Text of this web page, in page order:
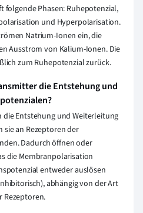
Phasen: Ruhepotenzial,
und Hyperpolarisation.
Natrium-Ionen ein, die
Ausstrom von Kalium-Ionen. Die
zum Ruhepotenzial zurück.
die Entstehung und
Entstehung und Weiterleitung
an Rezeptoren der
Dadurch öffnen oder
die Membranpolarisation
entweder auslösen
abhängig von der Art
Rezeptoren.